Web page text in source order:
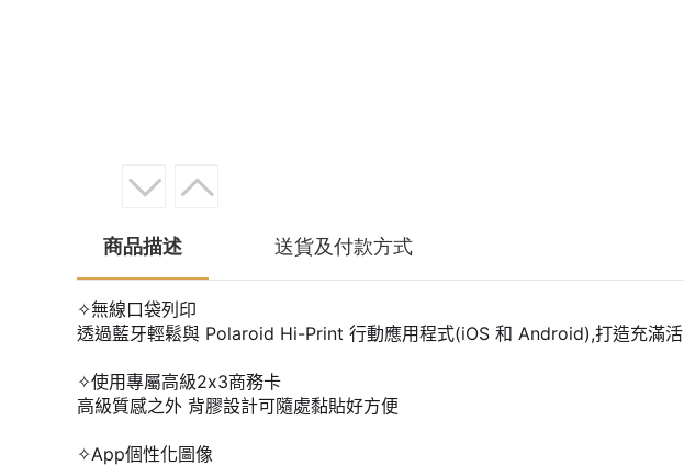
商品描述 送貨及付款方式
✧無線口袋列印
透過藍牙輕鬆與 Polaroid Hi-Print 行動應用程式(iOS 和 Android),打造充滿
✧使用專屬高級2x3商務卡
高級質感之外 背膠設計可隨處黏貼好方便
✧App個性化圖像